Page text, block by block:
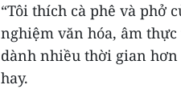
“Tôi thích cà phê và phở
nghiệm văn hóa, âm
dành nhiều thời gian hơn
hay.